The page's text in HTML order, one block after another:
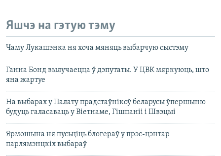
Яшчэ на гэтую тэму
Чаму Лукашэнка ня хоча мяняць выбарчую сыстэму
Ганна Бонд вылучаецца ў дэпутаты. У ЦВК мяркуюць, што
яна жартуе
На выбарах у Палату прадстаўнікоў беларусы ўпершыню
будуць галасаваць у Віетнаме, Гішпаніі і Швэцыі
Ярмошына ня пусьціць блогераў у прэс-цэнтар
парлямэнцкіх выбараў